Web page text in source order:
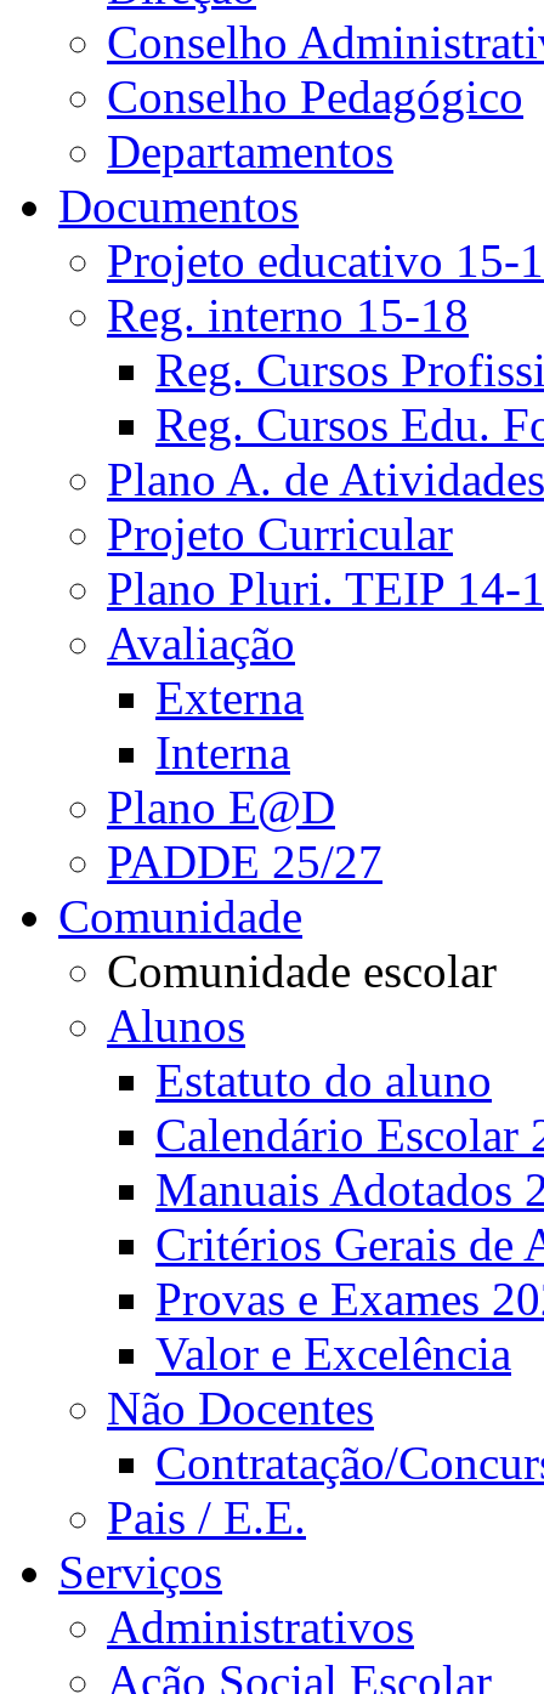
Conselho
Conselho Pedagógico
Departamentos
Documentos
Projeto educativo 15-
Reg. interno 15-18
Reg. Cursos
Reg. Cursos Edu.
Plano A. de Atividades
Projeto Curricular
Plano Pluri. TEIP 14-
Avaliação
Externa
Interna
Plano E@D
PADDE 25/27
Comunidade
Comunidade escolar
Alunos
Estatuto do aluno
Calendário Escolar
Manuais Adotados
Critérios Gerais de
Provas e Exames
Valor e Excelência
Não Docentes
Contratação/
Pais / E.E.
Serviços
Administrativos
Ação Social Escolar